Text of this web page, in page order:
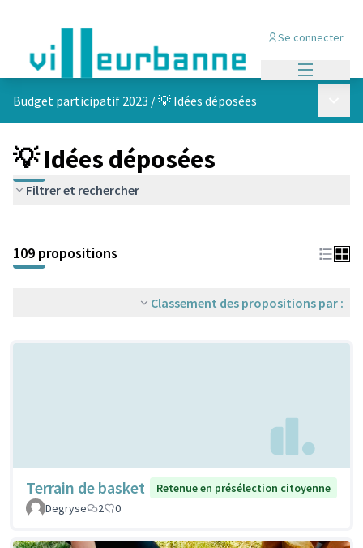
Se connecter
Budget participatif 2023 /💡 Idées déposées
💡 Idées déposées
Filtrer et rechercher
+
−
109 propositions
Classement des propositions par :
Terrain de basket
Retenue en présélection citoyenne
Degryse
2 0